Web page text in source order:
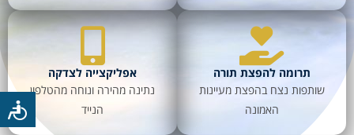
תרומה להפצת תורה
שותפות נצח בהפצת מעיינות
האמונה
אפליקצייה לצדקה
נתינה מהירה ונוחה מהטלפון
הנייד